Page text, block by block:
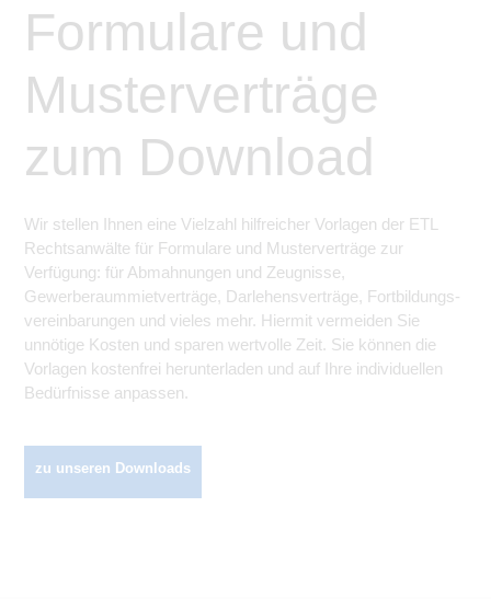
Formulare und
Musterverträge
zum Download
Wir stellen Ihnen eine Vielzahl hilfreicher Vorlagen der ETL
Rechtsanwälte für Formulare und Musterverträge zur
Verfügung: für Abmahnungen und Zeugnisse,
Gewerberaummietverträge, Darlehens­verträge, Fortbildungs­
vereinbarungen und vieles mehr. Hiermit vermeiden Sie
unnötige Kosten und sparen wertvolle Zeit. Sie können die
Vorlagen kostenfrei herunterladen und auf Ihre individuellen
Bedürfnisse anpassen.
zu unseren Downloads